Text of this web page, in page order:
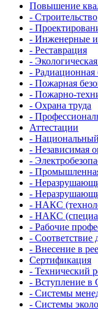
Повышение
- Строительство
-
- Инженерные
- Реставрация
-
- Радиационная
- Пожарная
- Пожарно-
- Охрана труда
-
Аттестации
- Национальный
- Независимая
-
-
-
-
- НАКС
- НАКС
- Рабочие
-
- Внесение в
Сертификация
- Технический
- Вступление в
- Системы
- Системы